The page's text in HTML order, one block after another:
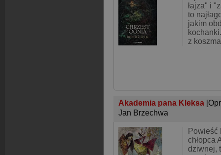
łajza" i
to
jakim
z
Akademia pana Kleksa
Jan Brzechwa
Powieść
chłopca
dziwnej,